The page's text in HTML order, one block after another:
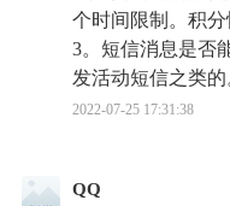
个时间限制。积分
3。短信消息是否
发活动短信之类的
2022-07-25 17:31:38
QQ